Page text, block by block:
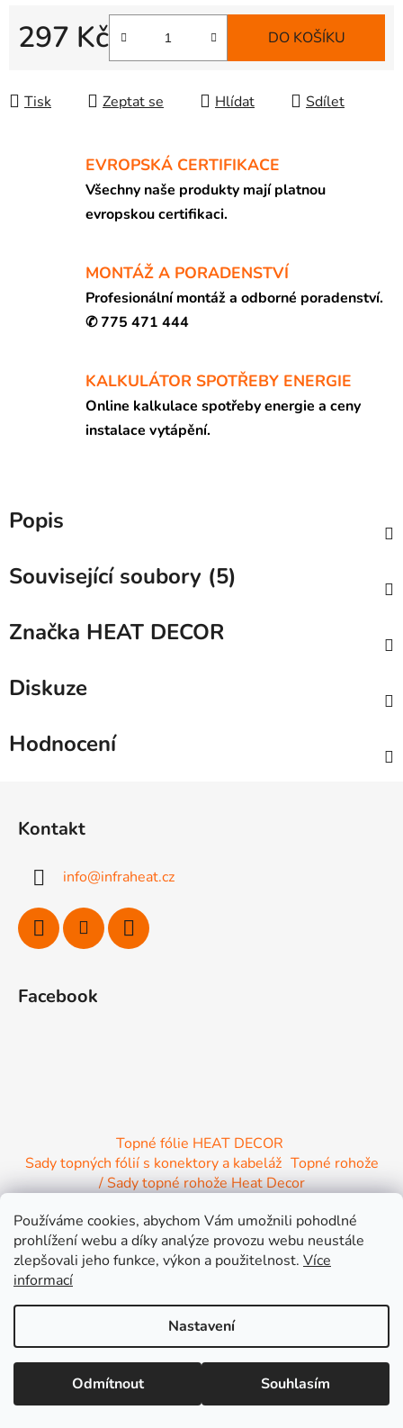
Používáme cookies, abychom Vám umožnili pohodlné
prohlížení webu a díky analýze provozu webu neustále
zlepšovali jeho funkce, výkon a použitelnost. Více
informací
Nastavení
Odmítnout Souhlasím
Lepší cena jinde nebo větší objednávka? Připravíme Vám výhodnou
297 Kč DO KOŠÍKU
Tisk Zeptat se Hlídat Sdílet
EVROPSKÁ CERTIFIKACE
Všechny naše produkty mají platnou
evropskou certifikaci.
MONTÁŽ A PORADENSTVÍ
Profesionální montáž a odborné poradenství.
✆ 775 471 444
KALKULÁTOR SPOTŘEBY ENERGIE
Online kalkulace spotřeby energie a ceny
instalace vytápění.
Popis
Související soubory (5)
Značka HEAT DECOR
Diskuze
Hodnocení
Kontakt
info@infraheat.cz
Facebook
Topné fólie HEAT DECOR
Sady topných fólií s konektory a kabeláž Topné rohože
/ Sady topné rohože Heat Decor
/ Instalační materiál / Topné Infrapanely
/ Relaxační lehátko NIRE s Infra ohřevem
Vytvořil Shoptet
Copyright 2026INFRA HEAT s.r.o.. Všechna práva
vyhrazena.Upravit nastavení cookies